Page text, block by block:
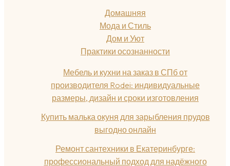
Домашняя
Мода и Стиль
Дом и Уют
Практики осознанности
Мебель и кухни на заказ в СПб от
производителя Rodei: индивидуальные
размеры, дизайн и сроки изготовления
Купить малька окуня для зарыбления прудов
выгодно онлайн
Ремонт сантехники в Екатеринбурге:
профессиональный подход для надёжного